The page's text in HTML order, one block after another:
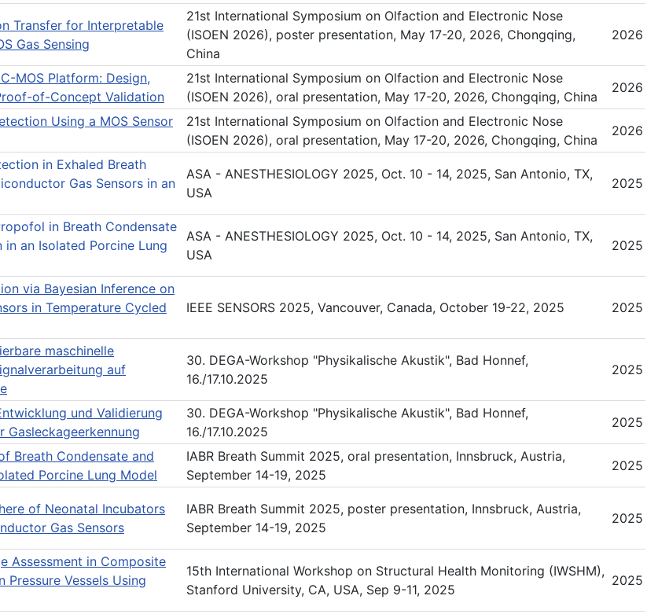
Transfer for Interpretable
Gas Sensing
21st International Symposium on Olfaction and Electronic Nose
(ISOEN 2026), poster presentation, May 17-20, 2026, Chongqing,
China
2026
MOS Platform: Design,
of-Concept Validation
21st International Symposium on Olfaction and Electronic Nose
(ISOEN 2026), oral presentation, May 17-20, 2026, Chongqing, China
2026
Using a MOS Sensor
21st International Symposium on Olfaction and Electronic Nose
(ISOEN 2026), oral presentation, May 17-20, 2026, Chongqing, China
2026
in Exhaled Breath
Gas Sensors in an
ASA - ANESTHESIOLOGY 2025, Oct. 10 - 14, 2025, San Antonio, TX,
USA
2025
in Breath Condensate
an Isolated Porcine Lung
ASA - ANESTHESIOLOGY 2025, Oct. 10 - 14, 2025, San Antonio, TX,
USA
2025
via Bayesian Inference on
in Temperature Cycled
IEEE SENSORS 2025, Vancouver, Canada, October 19-22, 2025 2025
maschinelle
auf
30. DEGA-Workshop "Physikalische Akustik", Bad Honnef,
16./17.10.2025
2025
und Validierung
30. DEGA-Workshop "Physikalische Akustik", Bad Honnef,
16./17.10.2025
2025
Breath Condensate and
Porcine Lung Model
IABR Breath Summit 2025, oral presentation, Innsbruck, Austria,
September 14-19, 2025
2025
of Neonatal Incubators
Gas Sensors
IABR Breath Summit 2025, poster presentation, Innsbruck, Austria,
September 14-19, 2025
2025
Assessment in Composite
Vessels Using
15th International Workshop on Structural Health Monitoring (IWSHM),
Stanford University, CA, USA, Sep 9-11, 2025
2025